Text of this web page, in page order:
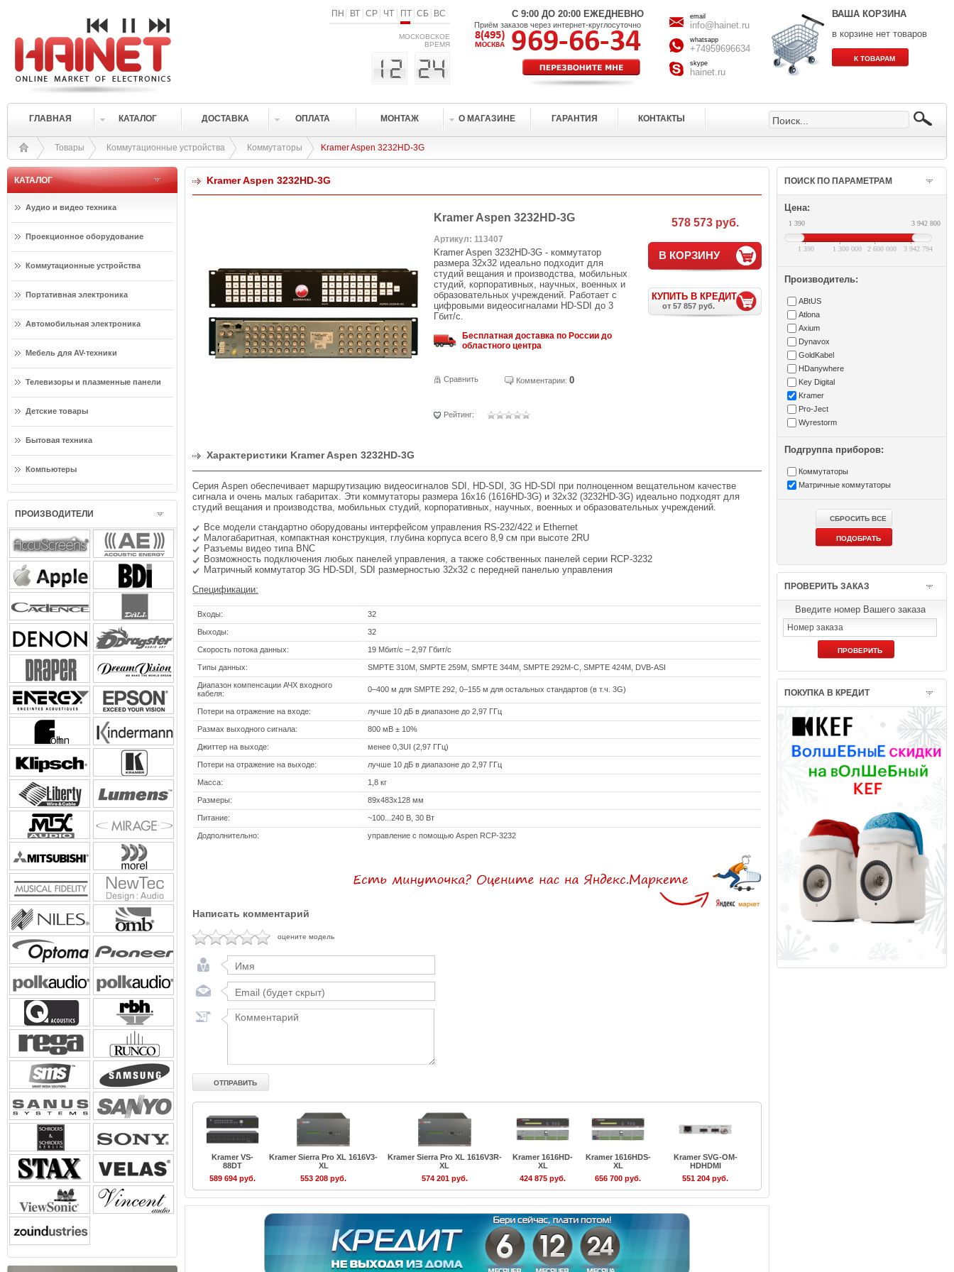
ПН ВТ СР ЧТ ПТ СБ ВС
МОСКОВСКОЕ
ВРЕМЯ
С 9:00 ДО 20:00 ЕЖЕДНЕВНО
Приём заказов через интернет-круглосуточно
email
info@hainet.ru
whatsapp
+74959696634
skype
hainet.ru
ВАША КОРЗИНА
в корзине нет товаров
ГЛАВНАЯ КАТАЛОГ ДОСТАВКА ОПЛАТА МОНТАЖ О МАГАЗИНЕ ГАРАНТИЯ КОНТАКТЫ
Товары Коммутационные устройства Коммутаторы Kramer Aspen 3232HD-3G
КАТАЛОГ
Аудио и видео техника
Проекционное оборудование
Коммутационные устройства
Портативная электроника
Автомобильная электроника
Мебель для AV-техники
Телевизоры и плазменные панели
Детские товары
Бытовая техника
Компьютеры
ПРОИЗВОДИТЕЛИ
Kramer Aspen 3232HD-3G
Kramer Aspen 3232HD-3G
Артикул: 113407
Kramer Aspen 3232HD-3G - коммутатор
размера 32х32 идеально подходит для
студий вещания и производства, мобильных
студий, корпоративных, научных, военных и
образовательных учреждений. Работает с
цифровыми видеосигналами HD-SDI до 3
Гбит/с.
Бесплатная доставка по России до
областного центра
Сравнить Комментарии: 0
Рейтинг:
578 573 руб.
В КОРЗИНУ
КУПИТЬ В КРЕДИТ
от 57 857 руб.
Характеристики Kramer Aspen 3232HD-3G
Серия Aspen обеспечивает маршрутизацию видеосигналов SDI, HD-SDI, 3G HD-SDI при полноценном вещательном качестве
сигнала и очень малых габаритах. Эти коммутаторы размера 16х16 (1616HD-3G) и 32х32 (3232HD-3G) идеально подходят для
студий вещания и производства, мобильных студий, корпоративных, научных, военных и образовательных учреждений.
Все модели стандартно оборудованы интерфейсом управления RS-232/422 и Ethernet
Малогабаритная, компактная конструкция, глубина корпуса всего 8,9 см при высоте 2RU
Разъемы видео типа BNC
Возможность подключения любых панелей управления, а также собственных панелей серии RCP-3232
Матричный коммутатор 3G HD-SDI, SDI размерностью 32х32 с передней панелью управления
Спецификации:
Входы: 32
Выходы: 32
Скорость потока данных: 19 Мбит/с – 2,97 Гбит/с
Типы данных: SMPTE 310M, SMPTE 259M, SMPTE 344M, SMPTE 292M-С, SMPTE 424M, DVB-ASI
Диапазон компенсации АЧХ входного
кабеля:
0–400 м для SMPTE 292, 0–155 м для остальных стандартов (в т.ч. 3G)
Потери на отражение на входе: лучше 10 дБ в диапазоне до 2,97 ГГц
Размах выходного сигнала: 800 мВ ± 10%
Джиттер на выходе: менее 0,3UI (2,97 ГГц)
Потери на отражение на выходе: лучше 10 дБ в диапазоне до 2,97 ГГц
Масса: 1,8 кг
Размеры: 89х483х128 мм
Питание: ~100...240 В, 30 Вт
Додполнительно: управление с помощью Aspen RCP-3232
Написать комментарий
оцените модель
Kramer VS-
88DT
589 694 руб.
Kramer Sierra Pro XL 1616V3-
XL
553 208 руб.
Kramer Sierra Pro XL 1616V3R-
XL
574 201 руб.
Kramer 1616HD-
XL
424 875 руб.
Kramer 1616HDS-
XL
656 700 руб.
Kramer SVG-OM-
HDHDMI
551 204 руб.
ПОИСК ПО ПАРАМЕТРАМ
Цена:
1 390 3 942 800
1 390 3 942 794
1 300 000 2 600 000
Производитель:
ABtUS
Atlona
Axium
Dynavox
GoldKabel
HDanywhere
Key Digital
Kramer
Pro-Ject
Wyrestorm
Подгруппа приборов:
Коммутаторы
Матричные коммутаторы
ПРОВЕРИТЬ ЗАКАЗ
Введите номер Вашего заказа
ПОКУПКА В КРЕДИТ